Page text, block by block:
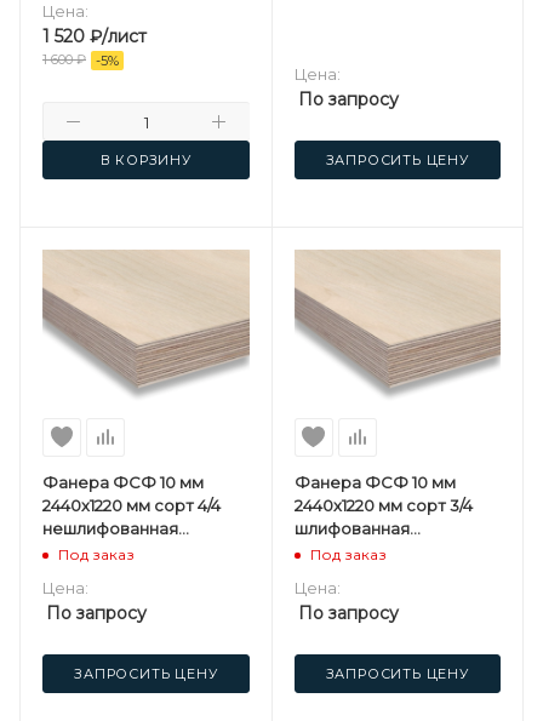
Цена:
1 520 ₽/лист
1 600₽ -5%
В КОРЗИНУ
Цена:
По запросу
ЗАПРОСИТЬ ЦЕНУ
Фанера ФСФ 10 мм
2440х1220 мм сорт 4/4
нешлифованная
березовая
Под заказ
Цена:
По запросу
ЗАПРОСИТЬ ЦЕНУ
Фанера ФСФ 10 мм
2440х1220 мм сорт 3/4
шлифованная
березовая
Под заказ
Цена:
По запросу
ЗАПРОСИТЬ ЦЕНУ